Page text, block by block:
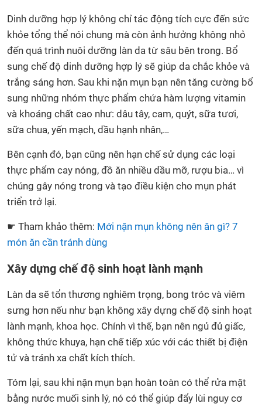
Dinh dưỡng hợp lý không chỉ tác động tích cực đến sức
khỏe tổng thể nói chung mà còn ảnh hưởng không nhỏ
đến quá trình nuôi dưỡng làn da từ sâu bên trong. Bổ
sung chế độ dinh dưỡng hợp lý sẽ giúp da chắc khỏe và
trắng sáng hơn. Sau khi nặn mụn bạn nên tăng cường bổ
sung những nhóm thực phẩm chứa hàm lượng vitamin
và khoáng chất cao như: dâu tây, cam, quýt, sữa tươi,
sữa chua, yến mạch, dầu hạnh nhân,…
Bên cạnh đó, bạn cũng nên hạn chế sử dụng các loại
thực phẩm cay nóng, đồ ăn nhiều dầu mỡ, rượu bia… vì
chúng gây nóng trong và tạo điều kiện cho mụn phát
triển trở lại.
☛ Tham khảo thêm: Mới nặn mụn không nên ăn gì? 7
món ăn cần tránh dùng
Xây dựng chế độ sinh hoạt lành mạnh
Làn da sẽ tổn thương nghiêm trọng, bong tróc và viêm
sưng hơn nếu như bạn không xây dựng chế độ sinh hoạt
lành mạnh, khoa học. Chính vì thế, bạn nên ngủ đủ giấc,
không thức khuya, hạn chế tiếp xúc với các thiết bị điện
tử và tránh xa chất kích thích.
Tóm lại, sau khi nặn mụn bạn hoàn toàn có thể rửa mặt
bằng nước muối sinh lý, nó có thể giúp đẩy lùi nguy cơ